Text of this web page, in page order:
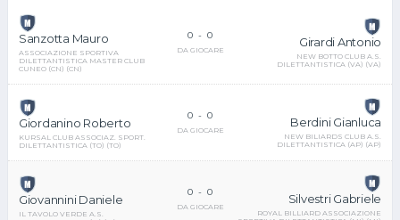
Sanzotta Mauro
ASSOCIAZIONE SPORTIVA
DILETTANTISTICA MASTER CLUB
CUNEO (CN) (CN)
0 - 0
DA GIOCARE
Girardi Antonio
NEW BOTTO CLUB A.S.
DILETTANTISTICA (VA) (VA)
Giordanino Roberto
KURSAL CLUB ASSOCIAZ. SPORT.
DILETTANTISTICA (TO) (TO)
0 - 0
DA GIOCARE
Berdini Gianluca
NEW BILIARDS CLUB A.S.
DILETTANTISTICA (AP) (AP)
Giovannini Daniele
IL TAVOLO VERDE A.S.
0 - 0
DA GIOCARE
Silvestri Gabriele
ROYAL BILLIARD ASSOCIAZIONE